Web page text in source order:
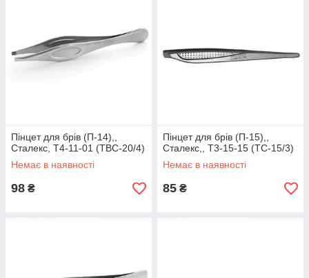
Пінцет для брів (П-14),,
Сталекс, T4-11-01 (TBC-20/4)
Немає в наявності
98 ₴
Пінцет для брів (П-15),,
Сталекс,, T3-15-15 (TC-15/3)
Немає в наявності
85 ₴